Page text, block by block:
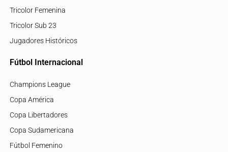
Tricolor Femenina
Tricolor Sub 23
Jugadores Históricos
Fútbol Internacional
Champions League
Copa América
Copa Libertadores
Copa Sudamericana
Fútbol Femenino